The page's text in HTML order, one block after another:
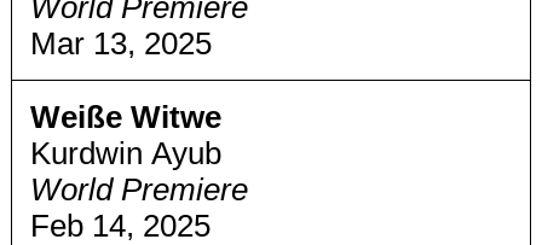
Mar 13, 2025
Weiße Witwe
Kurdwin Ayub
World Premiere
Feb 14, 2025